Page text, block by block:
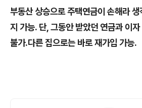
부동산 상승으로 주택연금이 손해라
지 가능. 단, 그동안 받았던 연금과 이
불가.다른 집으로는 바로 재가입 가능.